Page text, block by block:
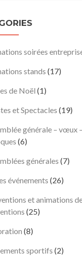
soirées
stands (17)
de Noël (1)
et Spectacles (19)
générale – vœux –
(6)
générales (7)
événements (26)
et animations
(25)
(8)
sportifs (2)